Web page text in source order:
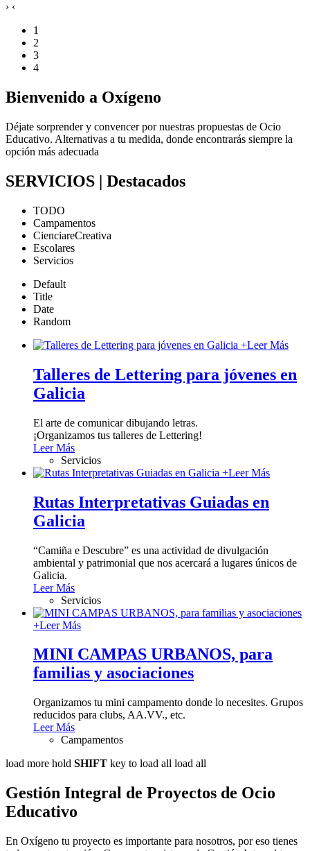
› ‹
1
2
3
4
Bienvenido a Oxígeno
Déjate sorprender y convencer por nuestras propuestas de Ocio
Educativo. Alternativas a tu medida, donde encontrarás siempre la
opción más adecuada
SERVICIOS | Destacados
TODO
Campamentos
CienciareCreativa
Escolares
Servicios
Default
Title
Date
Random
+Leer Más
Talleres de Lettering para jóvenes en
Galicia
El arte de comunicar dibujando letras.
¡Organizamos tus talleres de Lettering!
Leer Más
Servicios
+Leer Más
Rutas Interpretativas Guiadas en
Galicia
“Camiña e Descubre” es una actividad de divulgación
ambiental y patrimonial que nos acercará a lugares únicos de
Galicia.
Leer Más
Servicios
+Leer Más
MINI CAMPAS URBANOS, para
familias y asociaciones
Organizamos tu mini campamento donde lo necesites. Grupos
reducidos para clubs, AA.VV., etc.
Leer Más
Campamentos
load more hold SHIFT key to load all load all
Gestión Integral de Proyectos de Ocio
Educativo
En Oxígeno tu proyecto es importante para nosotros, por eso tienes